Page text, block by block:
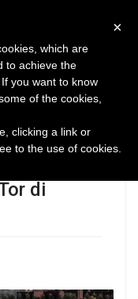
Urbano,
Centro per
di
×
which are
to achieve the
you want to know
of the cookies,
clicking a link or
to the use of cookies.